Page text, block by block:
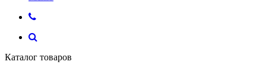
Каталог товаров